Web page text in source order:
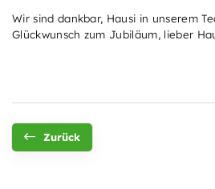
Wir sind dankbar, Hausi in unserem
Glückwunsch zum Jubiläum, lieber
Zurück